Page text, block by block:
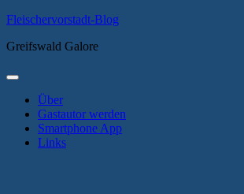
Zum
springen
Fleischervorstadt-Blog
Greifswald Galore
Primäres
Über
Gastautor werden
Smartphone App
Links